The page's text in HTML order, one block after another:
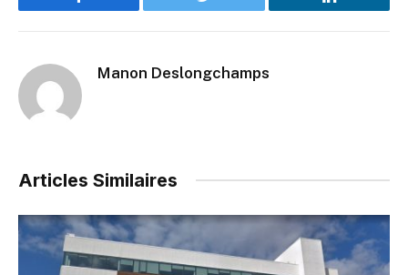
Facebook Twitter LinkedIn
Manon Deslongchamps
Articles Similaires